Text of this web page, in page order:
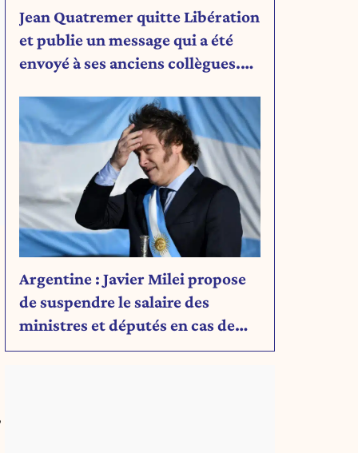
Jean Quatremer quitte Libération
et publie un message qui a été
envoyé à ses anciens collègues.
Argentine : Javier Milei propose
de suspendre le salaire des
ministres et députés en cas de
déficit budgétaire